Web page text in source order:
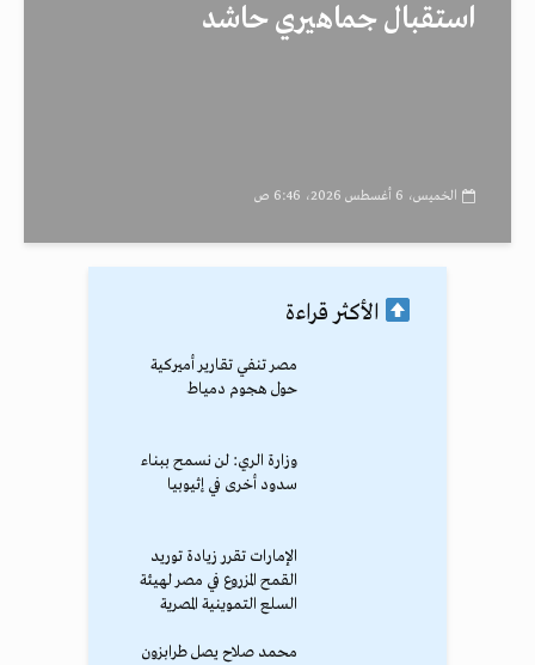
استقبال جماهيري حاشد
الخميس، 6 أغسطس 2026، 6:46 ص
الأكثر قراءة
مصر تنفي تقارير أميركية
حول هجوم دمياط
وزارة الري: لن نسمح ببناء
سدود أخرى في إثيوبيا
الإمارات تقرر زيادة توريد
القمح المزروع في مصر لهيئة
السلع التموينية المصرية
محمد صلاح يصل طرابزون